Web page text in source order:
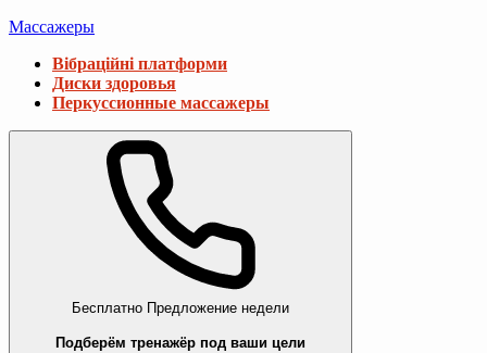
Массажеры
Вібраційні платформи
Диски здоровья
Перкуссионные массажеры
Бесплатно Предложение недели
Подберём тренажёр под ваши цели